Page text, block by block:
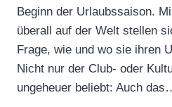
Beginn der Urlaubssaison.
überall auf der Welt stellen
Frage, wie und wo sie ihren
Nicht nur der Club- oder
ungeheuer beliebt: Auch